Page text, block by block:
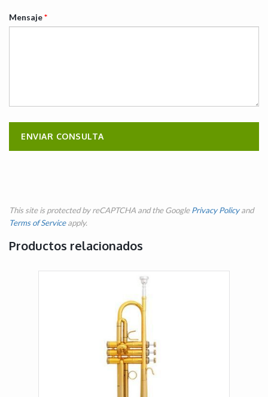
Mensaje*
This site is protected by reCAPTCHA and the GooglePrivacy Policyand
Terms of Serviceapply.
Productos relacionados